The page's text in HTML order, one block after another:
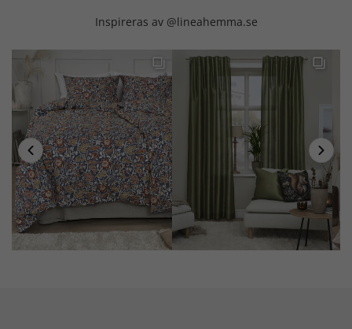
Inspireras av @lineahemma.se